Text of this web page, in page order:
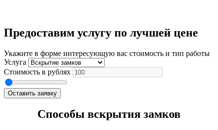
Предоставим услугу по лучшей цене
Укажите в форме интересующую вас стоимость и тип работы
Услуга
Стоимость в рублях
Оставить заявку
Способы вскрытия замков